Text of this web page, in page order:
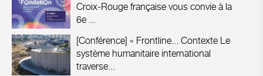
Croix-Rouge française vous convie à la
6e ...
[Conférence] « Frontline... Contexte Le
système humanitaire international
traverse...